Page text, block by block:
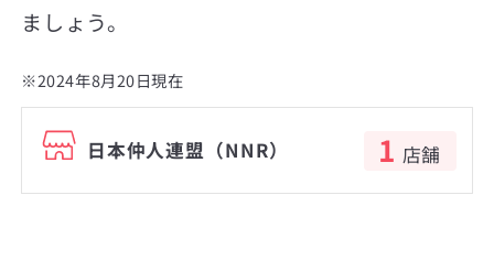
ましょう。
※2024年8月20日現在
日本仲人連盟（NNR） 1 店舗